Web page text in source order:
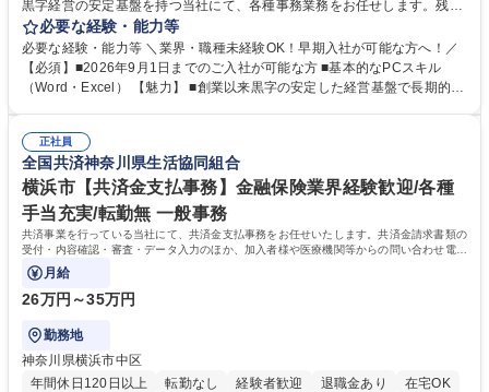
黒字経営の安定基盤を持つ当社にて、各種事務業務をお任せします。残業
がほぼ発生せず、連続した日程の有給取得が可能なため、WLBを整えたい
方にお勧めの環境です！ 入社後はOJTを通じて丁寧に研修を行いますの
で、事務未経験の方でも安心して臨むことができます。 【業務詳細】■電
話・来客対応 ■物件の鍵や社内の備品管理 ■データ入力や書類作成 ■契約
必要な経験・能力等
必要な経験・能力等 ＼業界・職種未経験OK！早期入社が可能な方へ！／
【必須】■2026年9月1日までのご入社が可能な方 ■基本的なPCスキル
（Word・Excel） 【魅力】 ■創業以来黒字の安定した経営基盤で長期的に
のOJTで業務を習得可能、未経験でもしっかりサポート 学歴・資格 学
歴：大学院 大学 高専 短大 語学力： 資格：
正社員
全国共済神奈川県生活協同組合
横浜市【共済金支払事務】金融保険業界経験歓迎/各種
手当充実/転勤無 一般事務
共済事業を行っている当社にて、共済金支払事務をお任せいたします。共済金請求書類の
受付・内容確認・審査・データ入力のほか、加入者様や医療機関等からの問い合わせ電話
対応や書類発送等を担当します。
月給
26万円～35万円
勤務地
神奈川県横浜市中区
年間休日120日以上
転勤なし 経験者歓迎 退職金あり
在宅OK